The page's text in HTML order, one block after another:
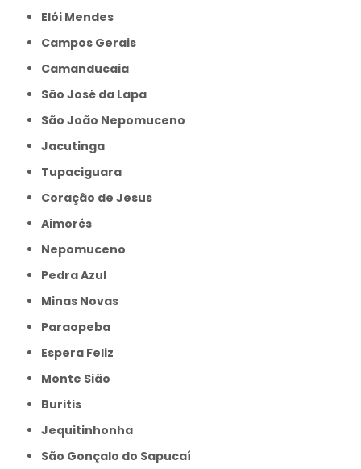
Elói Mendes
Campos Gerais
Camanducaia
São José da Lapa
São João Nepomuceno
Jacutinga
Tupaciguara
Coração de Jesus
Aimorés
Nepomuceno
Pedra Azul
Minas Novas
Paraopeba
Espera Feliz
Monte Sião
Buritis
Jequitinhonha
São Gonçalo do Sapucaí